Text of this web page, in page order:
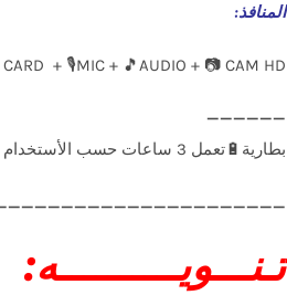
المنافذ:
+ 🎙️MIC + 🎵AUDIO + 📷 CAM HD
تـنـــويــــــــــه: